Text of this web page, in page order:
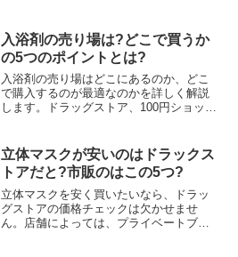
す。
負担面に注目しつつ、どのような生活環
境や住居条件で空気清浄機を使わない選
択が向いているのかを具体的に紹介しま
す。「空気清浄機 やめた」という判断が
合う人・合わない人の違いを分かりやす
くまとめ、換気や掃除など代替手段につ
活に合った判断をするための情報を提供
する内容です。
入浴剤の売り場は?どこで買うか
の5つのポイントとは?
入浴剤の売り場はどこにあるのか、どこ
で購入するのが最適なのかを詳しく解説
します。ドラッグストア、100円ショッ
し、用途や予算に合わせた選び方を紹
介。初めての方にも選びやすいポイント
を踏まえながら、「入浴剤 売り場」でお
探しの方に役立つ情報をまとめていま
す。
立体マスクが安いのはドラックス
トアだと?市販のはこの5つ?
立体マスクを安く買いたいなら、ドラッ
グストアの価格チェックは欠かせませ
ん。店舗によっては、プライベートブラ